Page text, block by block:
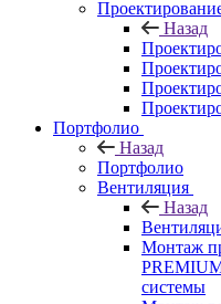
Назад
Портфолио
Назад
Портфолио
Вентиляция
Назад
Монтаж
системы